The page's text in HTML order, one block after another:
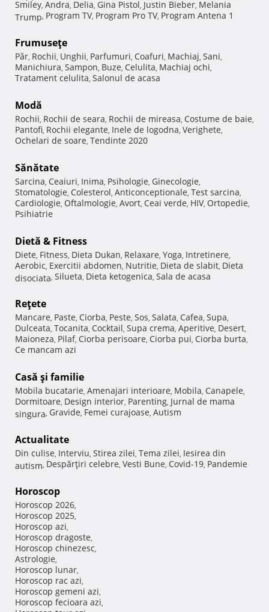
Smiley, Andra, Delia, Gina Pistol, Justin Bieber, Melania
Trump, Program TV, Program Pro TV, Program Antena 1
Frumuseţe
Păr, Rochii, Unghii, Parfumuri, Coafuri, Machiaj, Sani,
Manichiura, Sampon, Buze, Celulita, Machiaj ochi,
Tratament celulita, Salonul de acasa
Modă
Rochii, Rochii de seara, Rochii de mireasa, Costume de baie,
Pantofi, Rochii elegante, Inele de logodna, Verighete,
Ochelari de soare, Tendinte 2020
Sănătate
Sarcina, Ceaiuri, Inima, Psihologie, Ginecologie,
Stomatologie, Colesterol, Anticonceptionale, Test sarcina,
Cardiologie, Oftalmologie, Avort, Ceai verde, HIV, Ortopedie,
Psihiatrie
Dietă & Fitness
Diete, Fitness, Dieta Dukan, Relaxare, Yoga, Intretinere,
Aerobic, Exercitii abdomen, Nutritie, Dieta de slabit, Dieta
disociata, Silueta, Dieta ketogenica, Sala de acasa
Reţete
Mancare, Paste, Ciorba, Peste, Sos, Salata, Cafea, Supa,
Dulceata, Tocanita, Cocktail, Supa crema, Aperitive, Desert,
Maioneza, Pilaf, Ciorba perisoare, Ciorba pui, Ciorba burta,
Ce mancam azi
Casă şi familie
Mobila bucatarie, Amenajari interioare, Mobila, Canapele,
Dormitoare, Design interior, Parenting, Jurnal de mama
singura, Gravide, Femei curajoase, Autism
Actualitate
Din culise, Interviu, Stirea zilei, Tema zilei, Iesirea din
autism, Despărţiri celebre, Vesti Bune, Covid-19, Pandemie
Horoscop
Horoscop 2026,
Horoscop 2025,
Horoscop azi,
Horoscop dragoste,
Horoscop chinezesc,
Astrologie,
Horoscop lunar,
Horoscop rac azi,
Horoscop gemeni azi,
Horoscop fecioara azi,